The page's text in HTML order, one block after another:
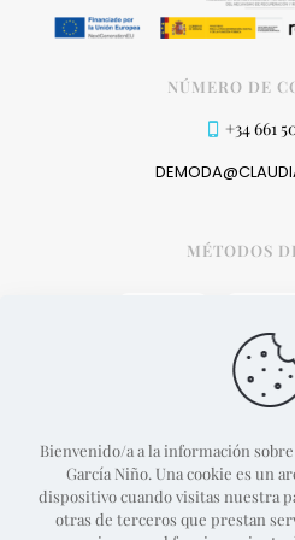
NÚMERO DE
+34 661
MÉTODOS
Bienvenido/a a la información
García Niño. Una cookie es un
dispositivo cuando visitas nuestra
otras de terceros que prestan